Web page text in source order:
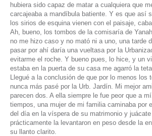
hubiera sido capaz de matar a cualquiera que
carcajeaba a mandíbula batiente. Y es que así
los sirios de esquina vienen con el paisaje,
Ah, bueno, los tombos de la comisaría de
no me hizo caso y no mató ni a uno, una tarde
pasar por ahí daría una vueltasa por la
evitarme el roche. Y bueno pues, lo hice, y un
estaba en la puerta de su casa me agarró la
Llegué a la conclusión de que por lo menos los
nunca más pasé por la Urb. Jardín. Mi mejor
parecen dos. A ella siempre le fue peor que a
tiempos, una mujer de mi familia caminaba por
del día en la víspera de su matrimonio y juácate
prácticamente la levantaron en peso desde la
su llanto clarito.